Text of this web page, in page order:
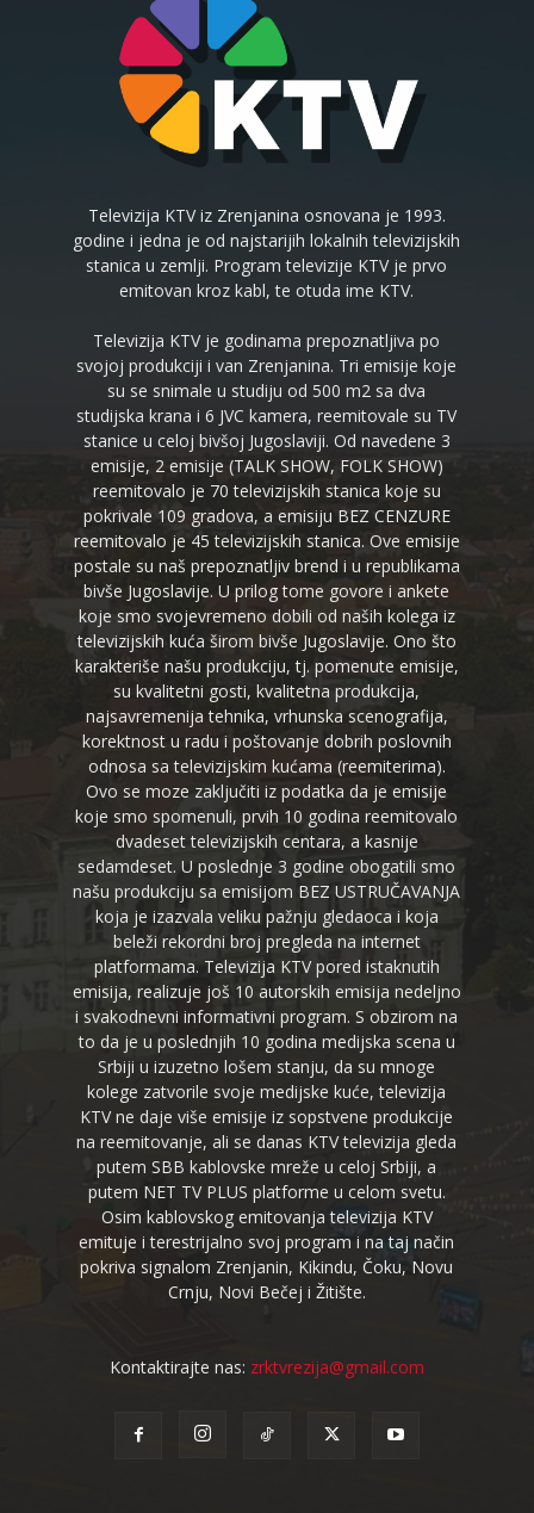
Televizija KTV iz Zrenjanina osnovana je 1993.
godine i jedna je od najstarijih lokalnih televizijskih
stanica u zemlji. Program televizije KTV je prvo
emitovan kroz kabl, te otuda ime KTV.
Televizija KTV je godinama prepoznatljiva po
svojoj produkciji i van Zrenjanina. Tri emisije koje
su se snimale u studiju od 500 m2 sa dva
studijska krana i 6 JVC kamera, reemitovale su TV
stanice u celoj bivšoj Jugoslaviji. Od navedene 3
emisije, 2 emisije (TALK SHOW, FOLK SHOW)
reemitovalo je 70 televizijskih stanica koje su
pokrivale 109 gradova, a emisiju BEZ CENZURE
reemitovalo je 45 televizijskih stanica. Ove emisije
postale su naš prepoznatljiv brend i u republikama
bivše Jugoslavije. U prilog tome govore i ankete
koje smo svojevremeno dobili od naših kolega iz
televizijskih kuća širom bivše Jugoslavije. Ono što
karakteriše našu produkciju, tj. pomenute emisije,
su kvalitetni gosti, kvalitetna produkcija,
najsavremenija tehnika, vrhunska scenografija,
korektnost u radu i poštovanje dobrih poslovnih
odnosa sa televizijskim kućama (reemiterima).
Ovo se moze zaključiti iz podatka da je emisije
koje smo spomenuli, prvih 10 godina reemitovalo
dvadeset televizijskih centara, a kasnije
sedamdeset. U poslednje 3 godine obogatili smo
našu produkciju sa emisijom BEZ USTRUČAVANJA
koja je izazvala veliku pažnju gledaoca i koja
beleži rekordni broj pregleda na internet
platformama. Televizija KTV pored istaknutih
emisija, realizuje još 10 autorskih emisija nedeljno
i svakodnevni informativni program. S obzirom na
to da je u poslednjih 10 godina medijska scena u
Srbiji u izuzetno lošem stanju, da su mnoge
kolege zatvorile svoje medijske kuće, televizija
KTV ne daje više emisije iz sopstvene produkcije
na reemitovanje, ali se danas KTV televizija gleda
putem SBB kablovske mreže u celoj Srbiji, a
putem NET TV PLUS platforme u celom svetu.
Osim kablovskog emitovanja televizija KTV
emituje i terestrijalno svoj program i na taj način
pokriva signalom Zrenjanin, Kikindu, Čoku, Novu
Crnju, Novi Bečej i Žitište.
Kontaktirajte nas: zrktvrezija@gmail.com